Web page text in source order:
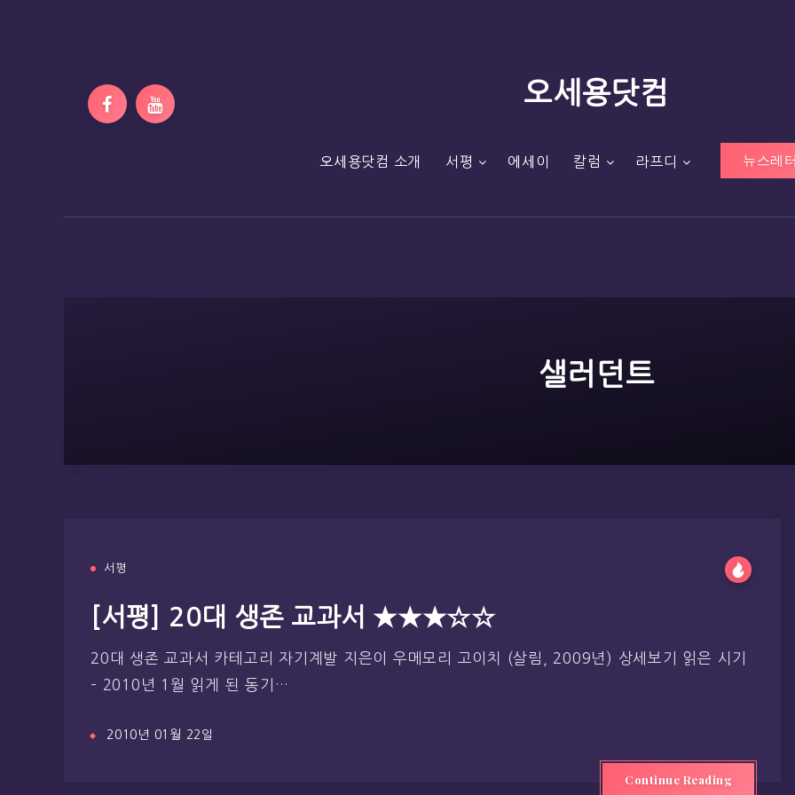
오세용닷컴
오세용닷컴 소개 서평 에세이 칼럼 라프디 뉴스레
샐러던트
서평
[서평] 20대 생존 교과서 ★★★☆☆
20대 생존 교과서 카테고리 자기계발 지은이 우메모리 고이치 (살림, 2009년) 상세보기 읽은 시기
– 2010년 1월 읽게 된 동기…
2010년 01월 22일
Continue Reading